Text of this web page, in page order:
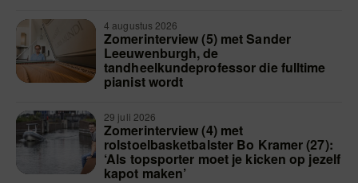
4 augustus 2026
Zomerinterview (5) met Sander
Leeuwenburgh, de
tandheelkundeprofessor die fulltime
pianist wordt
29 juli 2026
Zomerinterview (4) met
rolstoelbasketbalster Bo Kramer (27):
‘Als topsporter moet je kicken op jezelf
kapot maken’